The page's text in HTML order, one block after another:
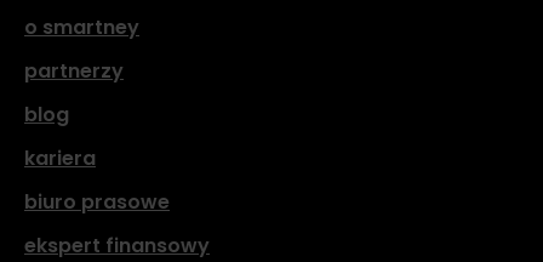
o smartney
partnerzy
blog
kariera
biuro prasowe
ekspert finansowy